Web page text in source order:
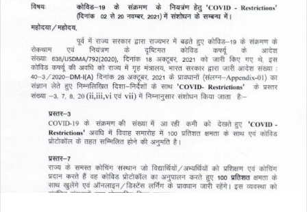
n
m
a
i
l